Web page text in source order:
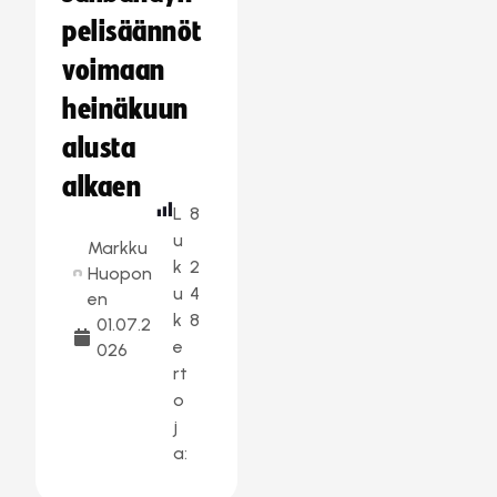
pelisäännöt
voimaan
heinäkuun
alusta
alkaen
Markku
Huopon
en
01.07.2
026
L
u
k
u
k
e
rt
o
j
a:
8
2
4
8